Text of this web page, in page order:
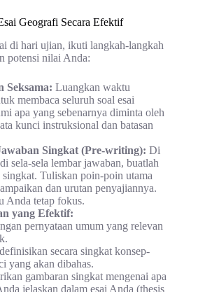
Geografi Secara Efektif
di hari ujian, ikuti langkah-langkah
potensi nilai Anda:
Seksama: Luangkan waktu
membaca seluruh soal esai
apa yang sebenarnya diminta oleh
kunci instruksional dan batasan
Singkat (Pre-writing): Di
sela-sela lembar jawaban, buatlah
Tuliskan poin-poin utama
dan urutan penyajiannya.
Anda tetap fokus.
yang Efektif:
pernyataan umum yang relevan
secara singkat konsep-
yang akan dibahas.
gambaran singkat mengenai apa
jelaskan dalam esai Anda (thesis